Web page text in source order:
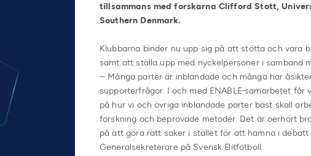
tillsammans med forskarna Clifford Stott,
Southern Denmark.
Klubbarna binder nu upp sig på att stötta och vara
samt att ställa upp med nyckelpersoner i samband
– Många parter är inblandade och många har
supporterfrågor. I och med ENABLE-samarbetet
på hur vi och övriga inblandade parter bäst skall
forskning och beprövade metoder. Det är oerhört
på att göra rätt saker i stället för att hamna i debatt
Generalsekreterare på Svensk Elitfotboll.